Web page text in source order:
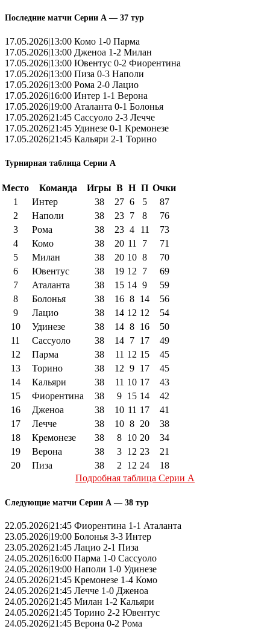
Последние матчи Серии А — 37 тур
17.05.2026|13:00 Комо 1-0 Парма
17.05.2026|13:00 Дженоа 1-2 Милан
17.05.2026|13:00 Ювентус 0-2 Фиорентина
17.05.2026|13:00 Пиза 0-3 Наполи
17.05.2026|13:00 Рома 2-0 Лацио
17.05.2026|16:00 Интер 1-1 Верона
17.05.2026|19:00 Аталанта 0-1 Болонья
17.05.2026|21:45 Сассуоло 2-3 Лечче
17.05.2026|21:45 Удинезе 0-1 Кремонезе
17.05.2026|21:45 Кальяри 2-1 Торино
Турнирная таблица Серии А
Место Команда Игры В Н П Очки
1
Интер 38 27 6 5
87
2
Наполи 38 23 7 8
76
3
Рома 38 23 4 11
73
4
Комо 38 20 11 7
71
5
Милан 38 20 10 8
70
6
Ювентус 38 19 12 7
69
7
Аталанта 38 15 14 9
59
8
Болонья 38 16 8 14
56
9
Лацио 38 14 12 12
54
10
Удинезе 38 14 8 16
50
11
Сассуоло 38 14 7 17
49
12
Парма 38 11 12 15
45
13
Торино 38 12 9 17
45
14
Кальяри 38 11 10 17
43
15
Фиорентина 38 9 15 14
42
16
Дженоа 38 10 11 17
41
17
Лечче 38 10 8 20
38
18
Кремонезе 38 8 10 20
34
19
Верона 38 3 12 23
21
20
Пиза 38 2 12 24
18
Подробная таблица Серии А
Следующие матчи Серии А — 38 тур
22.05.2026|21:45 Фиорентина 1-1 Аталанта
23.05.2026|19:00 Болонья 3-3 Интер
23.05.2026|21:45 Лацио 2-1 Пиза
24.05.2026|16:00 Парма 1-0 Сассуоло
24.05.2026|19:00 Наполи 1-0 Удинезе
24.05.2026|21:45 Кремонезе 1-4 Комо
24.05.2026|21:45 Лечче 1-0 Дженоа
24.05.2026|21:45 Милан 1-2 Кальяри
24.05.2026|21:45 Торино 2-2 Ювентус
24.05.2026|21:45 Верона 0-2 Рома